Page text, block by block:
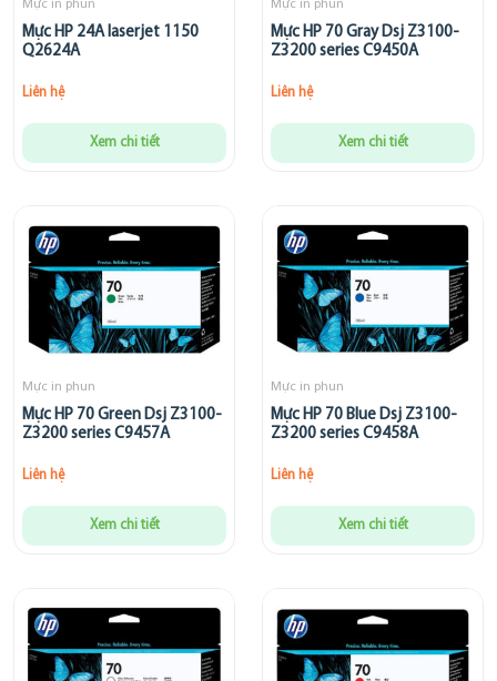
Mực in phun
Mực HP 24A laserjet 1150
Q2624A
Liên hệ
Xem chi tiết
Mực in phun
Mực HP 70 Gray Dsj Z3100-
Z3200 series C9450A
Liên hệ
Xem chi tiết
Mực in phun
Mực HP 70 Green Dsj Z3100-
Z3200 series C9457A
Liên hệ
Xem chi tiết
Mực in phun
Mực HP 70 Blue Dsj Z3100-
Z3200 series C9458A
Liên hệ
Xem chi tiết